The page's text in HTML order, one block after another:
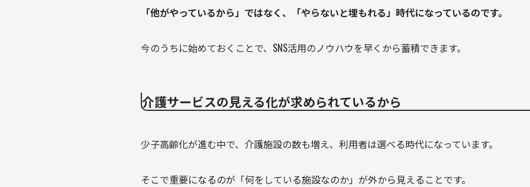
「他がやっているから」ではなく、「やらないと埋もれる」時代になっているのです。
今のうちに始めておくことで、SNS活用のノウハウを早くから蓄積できます。
介護サービスの見える化が求められているから
少子高齢化が進む中で、介護施設の数も増え、利用者は選べる時代になっています。
そこで重要になるのが「何をしている施設なのか」が外から見えることです。